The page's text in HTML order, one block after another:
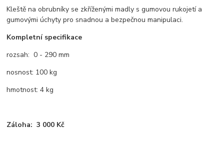
Kleště na obrubníky se zkříženými madly s gumovou rukojetí a
gumovými úchyty pro snadnou a bezpečnou manipulaci.
Kompletní specifikace
rozsah: 0 - 290 mm
nosnost: 100 kg
hmotnost: 4 kg
Záloha: 3 000 Kč